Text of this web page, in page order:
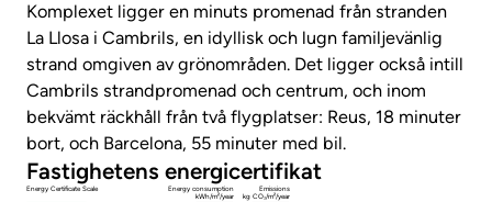
Komplexet ligger en minuts promenad från stranden
La Llosa i Cambrils, en idyllisk och lugn familjevänlig
strand omgiven av grönområden. Det ligger också intill
Cambrils strandpromenad och centrum, och inom
bekvämt räckhåll från två flygplatser: Reus, 18 minuter
bort, och Barcelona, ​​55 minuter med bil.
Fastighetens energicertifikat
Energy Certificate Scale
Energy consumption
kWh/m²/year
Emissions
kg CO₂/m²/year